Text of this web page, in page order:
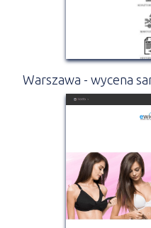
Warszawa - wycena